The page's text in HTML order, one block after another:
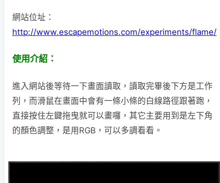
網站位址：
http://www.escapemotions.com/experiments/flame/
使用介紹：
進入網站後等待一下畫面讀取，讀取完畢後下方是工作
列，而滑鼠在畫面中會有一條小條的白線路徑跟著跑，
直接按住左鍵拖曳就可以畫囉，其它主要用到是左下角
的顏色調整，是用RGB，可以多調看看。